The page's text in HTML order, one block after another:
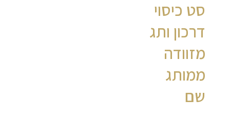
סט כיסוי
דרכון ותג
מזוודה
ממותג
שם